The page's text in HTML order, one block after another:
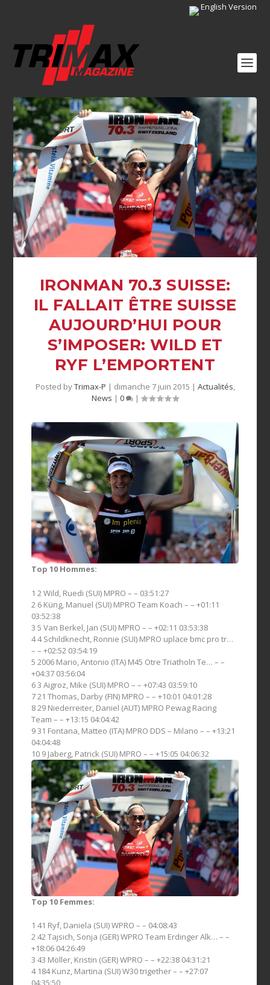
English Version
IRONMAN 70.3 SUISSE:
IL FALLAIT ÊTRE SUISSE
AUJOURD’HUI POUR
S’IMPOSER: WILD ET
RYF L’EMPORTENT
Posted byTrimax-P | dimanche 7 juin 2015 | Actualités,
News | 0 |
Top 10 Hommes:
1 2 Wild, Ruedi (SUI) MPRO – – 03:51:27
2 6 Küng, Manuel (SUI) MPRO Team Koach – – +01:11
03:52:38
3 5 Van Berkel, Jan (SUI) MPRO – – +02:11 03:53:38
4 4 Schildknecht, Ronnie (SUI) MPRO uplace bmc pro tr…
– – +02:52 03:54:19
5 2006 Mario, Antonio (ITA) M45 Otre Triatholn Te… – –
+04:37 03:56:04
6 3 Aigroz, Mike (SUI) MPRO – – +07:43 03:59:10
7 21 Thomas, Darby (FIN) MPRO – – +10:01 04:01:28
8 29 Niederreiter, Daniel (AUT) MPRO Pewag Racing
Team – – +13:15 04:04:42
9 31 Fontana, Matteo (ITA) MPRO DDS – Milano – – +13:21
04:04:48
10 9 Jaberg, Patrick (SUI) MPRO – – +15:05 04:06:32
Top 10 Femmes:
1 41 Ryf, Daniela (SUI) WPRO – – 04:08:43
2 42 Tajsich, Sonja (GER) WPRO Team Erdinger Alk… – –
+18:06 04:26:49
3 43 Möller, Kristin (GER) WPRO – – +22:38 04:31:21
4 184 Kunz, Martina (SUI) W30 trigether – – +27:07